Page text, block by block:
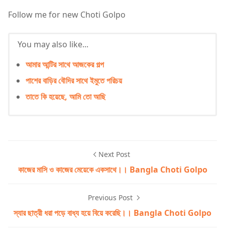
Follow me for new Choti Golpo
You may also like...
আমার আন্টির সাথে আজকের গল্প
পাশের বাড়ির বৌদির সাথে ইমুতে পরিচয়
তাতে কি হয়েছে, আমি তো আছি
Next Post
কাজের মাসি ও কাজের মেয়েকে একসাথে।। Bangla Choti Golpo
Previous Post
স্যার ছাত্রী ধরা পড়ে বাধ্য হয়ে বিয়ে করেছি।। Bangla Choti Golpo